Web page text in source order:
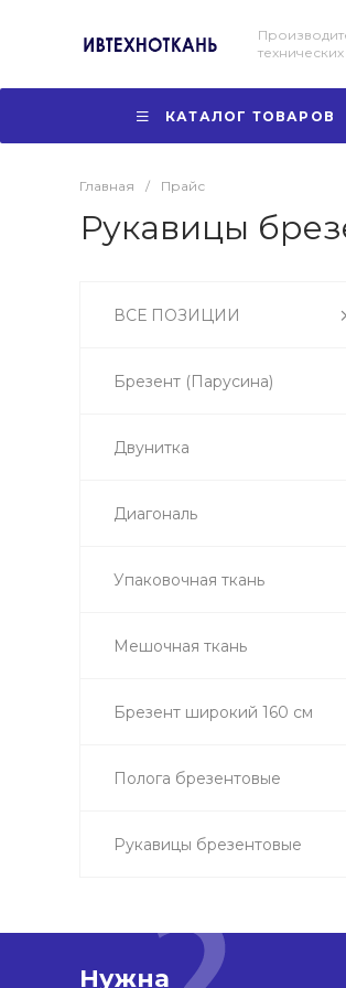
КАТАЛОГ ТОВАРОВ
Главная / Прайс
Рукавицы
ВСЕ ПОЗИЦИИ
Брезент (Парусина)
Двунитка
Диагональ
Упаковочная ткань
Мешочная ткань
Брезент широкий 160 см
Полога брезентовые
Рукавицы брезентовые
Нужна